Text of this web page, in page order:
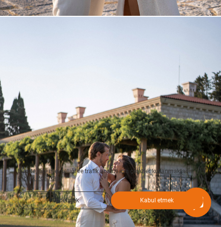
Bu site, site işlevselliği ve trafik analizi için çerezler kullanmaktadır.
Gizlilik Politikası
Reddetmek Kabul etmek